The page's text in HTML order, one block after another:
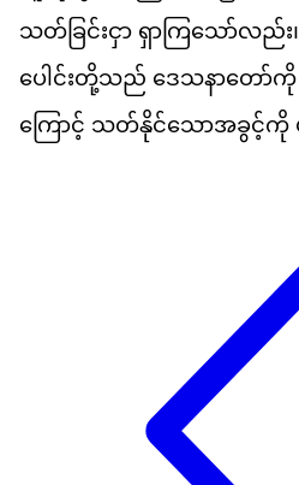
သတ ခငင ရ ကသလည
ပ ငတသည ဒသနတက
ကင သတနငသအခငက